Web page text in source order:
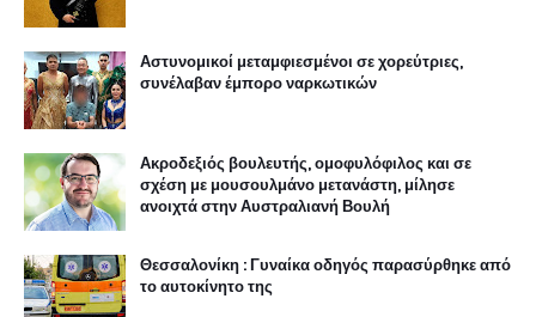
Αστυνομικοί μεταμφιεσμένοι σε χορεύτριες,
συνέλαβαν έμπορο ναρκωτικών
Ακροδεξιός βουλευτής, ομοφυλόφιλος και σε
σχέση με μουσουλμάνο μετανάστη, μίλησε
ανοιχτά στην Αυστραλιανή Βουλή
Θεσσαλονίκη : Γυναίκα οδηγός παρασύρθηκε από
το αυτοκίνητο της